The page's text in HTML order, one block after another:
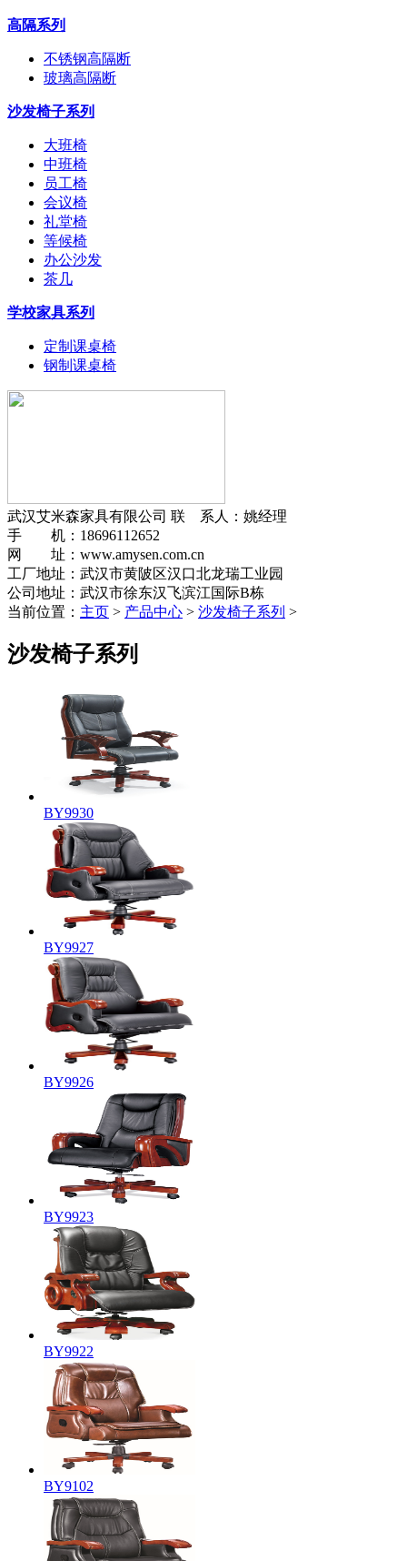
高隔系列
不锈钢高隔断
玻璃高隔断
沙发椅子系列
大班椅
中班椅
员工椅
会议椅
礼堂椅
等候椅
办公沙发
茶几
学校家具系列
定制课桌椅
钢制课桌椅
武汉艾米森家具有限公司 联 系人：姚经理
手 机：18696112652
网 址：www.amysen.com.cn
工厂地址：武汉市黄陂区汉口北龙瑞工业园
公司地址：武汉市徐东汉飞滨江国际B栋
当前位置： 主页 > 产品中心 > 沙发椅子系列 >
沙发椅子系列
BY9930
BY9927
BY9926
BY9923
BY9922
BY9102